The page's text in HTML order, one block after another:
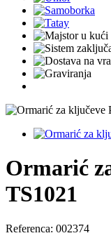
Ormarić
TS1021
Referenca: 002374